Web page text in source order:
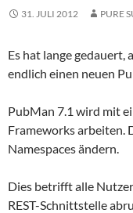
31. JULI 2012 PURE
Es hat lange gedauert,
endlich einen neuen
PubMan 7.1 wird mit
Frameworks arbeiten.
Namespaces ändern.
Dies betrifft alle
REST-Schnittstelle